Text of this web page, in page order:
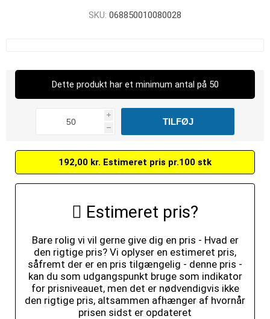
SKU: 068850010080028
Dette produkt har et minimum antal på 50
i
h
192,00 kr. Estimeret pris pr.100 stk
Estimeret pris?
Bare rolig vi vil gerne give dig en pris - Hvad er
den rigtige pris? Vi oplyser en estimeret pris,
såfremt der er en pris tilgængelig - denne pris -
kan du som udgangspunkt bruge som indikator
for prisniveauet, men det er nødvendigvis ikke
den rigtige pris, altsammen afhænger af hvornår
prisen sidst er opdateret